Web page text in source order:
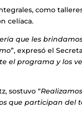
como
celíaca.
que les
”, expresó el
el programa y los
sostuvo “
que participan